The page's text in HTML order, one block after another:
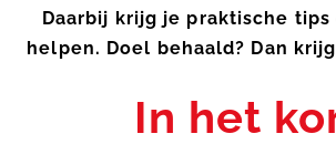
Daarbij krijg je praktische tips
helpen. Doel behaald? Dan
In het